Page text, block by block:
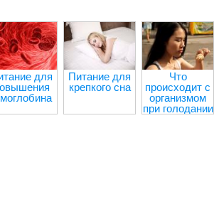
для
Питание для
крепкого сна
Что
происходит с
организмом
при голодании